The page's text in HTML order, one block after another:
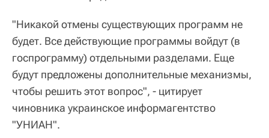
"Никакой отмены существующих программ не
будет. Все действующие программы войдут (в
госпрограмму) отдельными разделами. Еще
будут предложены дополнительные механизмы,
чтобы решить этот вопрос", - цитирует
чиновника украинское информагентство
"УНИАН".